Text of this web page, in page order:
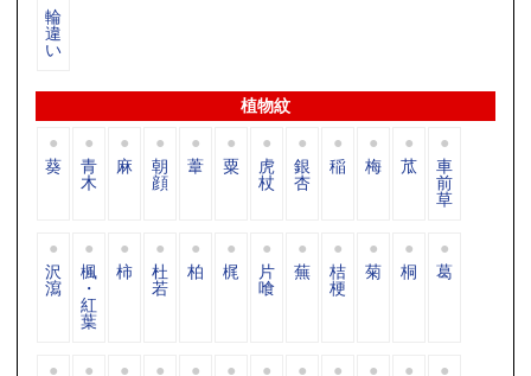
輪
違
い
植物紋
葵 青
木
麻 朝
顔
葦 粟 虎
杖
銀
杏
稲 梅 苽 車
前
草
沢
瀉
楓
・
紅
葉
柿 杜
若
柏 梶 片
喰
蕪 桔
梗
菊 桐 葛